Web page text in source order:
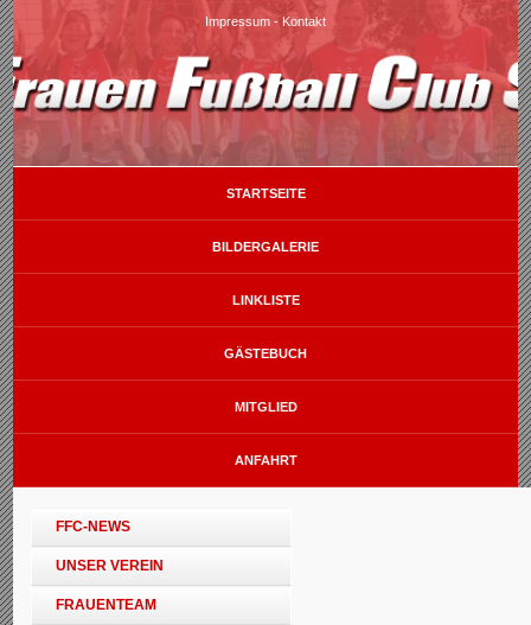
Impressum - Kontakt
STARTSEITE
BILDERGALERIE
LINKLISTE
GÄSTEBUCH
MITGLIED
ANFAHRT
FFC-NEWS
UNSER VEREIN
FRAUENTEAM